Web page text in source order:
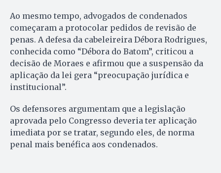
Ao mesmo tempo, advogados de condenados
começaram a protocolar pedidos de revisão de
penas. A defesa da cabeleireira Débora Rodrigues,
conhecida como “Débora do Batom”, criticou a
decisão de Moraes e afirmou que a suspensão da
aplicação da lei gera “preocupação jurídica e
institucional”.
Os defensores argumentam que a legislação
aprovada pelo Congresso deveria ter aplicação
imediata por se tratar, segundo eles, de norma
penal mais benéfica aos condenados.